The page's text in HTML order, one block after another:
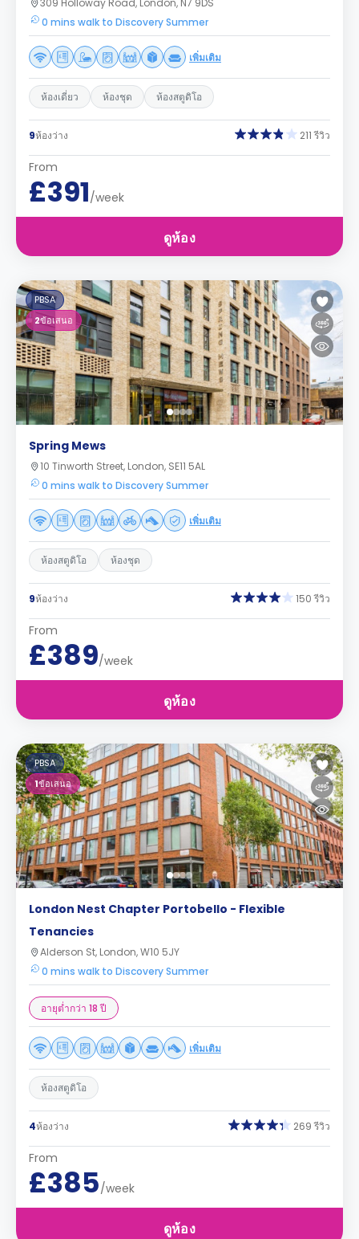
309 Holloway Road, London, N7 9DS
0 mins walk to Discovery Summer
เพิ่มเติม
ห้องเดี่ยว ห้องชุด ห้องสตูดิโอ
9ห้องว่าง 211 รีวิว
From
£391/week
ดูห้อง
PBSA
2ข้อเสนอ
Spring Mews
10 Tinworth Street, London, SE11 5AL
0 mins walk to Discovery Summer
เพิ่มเติม
ห้องสตูดิโอ ห้องชุด
9ห้องว่าง 150 รีวิว
From
£389/week
ดูห้อง
PBSA
1ข้อเสนอ
London Nest Chapter Portobello - Flexible
Tenancies
Alderson St, London, W10 5JY
0 mins walk to Discovery Summer
อายุต่ำกว่า 18 ปี
เพิ่มเติม
ห้องสตูดิโอ
4ห้องว่าง 269 รีวิว
From
£385/week
ดูห้อง